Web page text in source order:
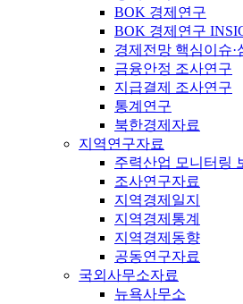
BOK 경제연구
BOK 경제연구
경제전망 핵심이슈·
금융안정 조사연구
지급결제 조사연구
통계연구
북한경제자료
지역연구자료
주력산업 모니터링
조사연구자료
지역경제일지
지역경제통계
지역경제동향
공동연구자료
국외사무소자료
뉴욕사무소